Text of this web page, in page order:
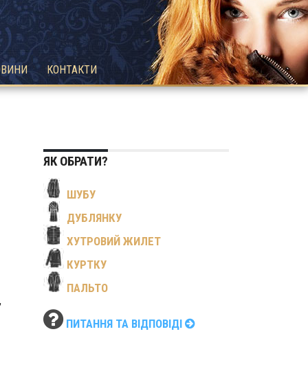
КОНТАКТИ
ЯК ОБРАТИ?
ШУБУ
ДУБЛЯНКУ
ХУТРОВИЙ ЖИЛЕТ
КУРТКУ
ПАЛЬТО
ПИТАННЯ ТА ВІДПОВІДІ